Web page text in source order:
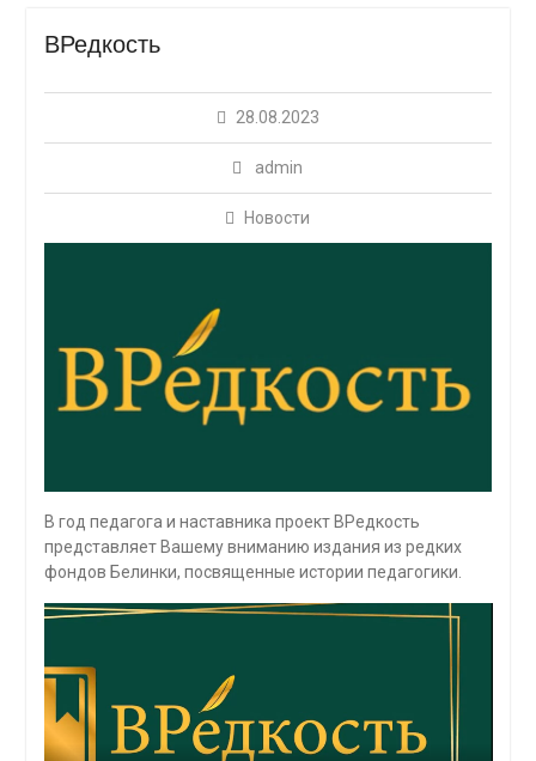
ВРедкость
28.08.2023
admin
Новости
В год педагога и наставника проект ВРедкость
представляет Вашему вниманию издания из редких
фондов Белинки, посвященные истории педагогики.